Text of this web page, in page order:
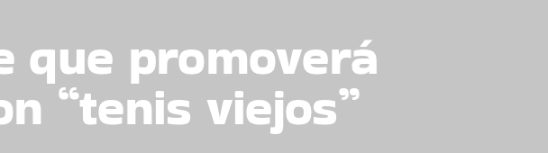
que promoverá
“tenis viejos”